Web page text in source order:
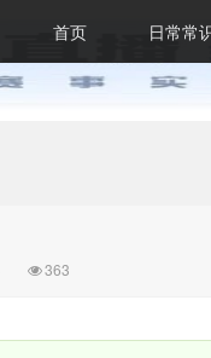
首页 日常常
363